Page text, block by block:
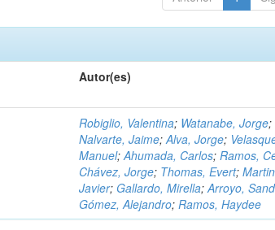
Autor(es)
Robiglio, Valentina; Watanabe, Jorge;
Nalvarte, Jaime;Alva, Jorge;
Manuel;Ahumada, Carlos;Ramos,
Chávez, Jorge; Thomas, Evert;
Javier; Gallardo, Mirella;Arroyo,
Gómez, Alejandro;Ramos, Haydee